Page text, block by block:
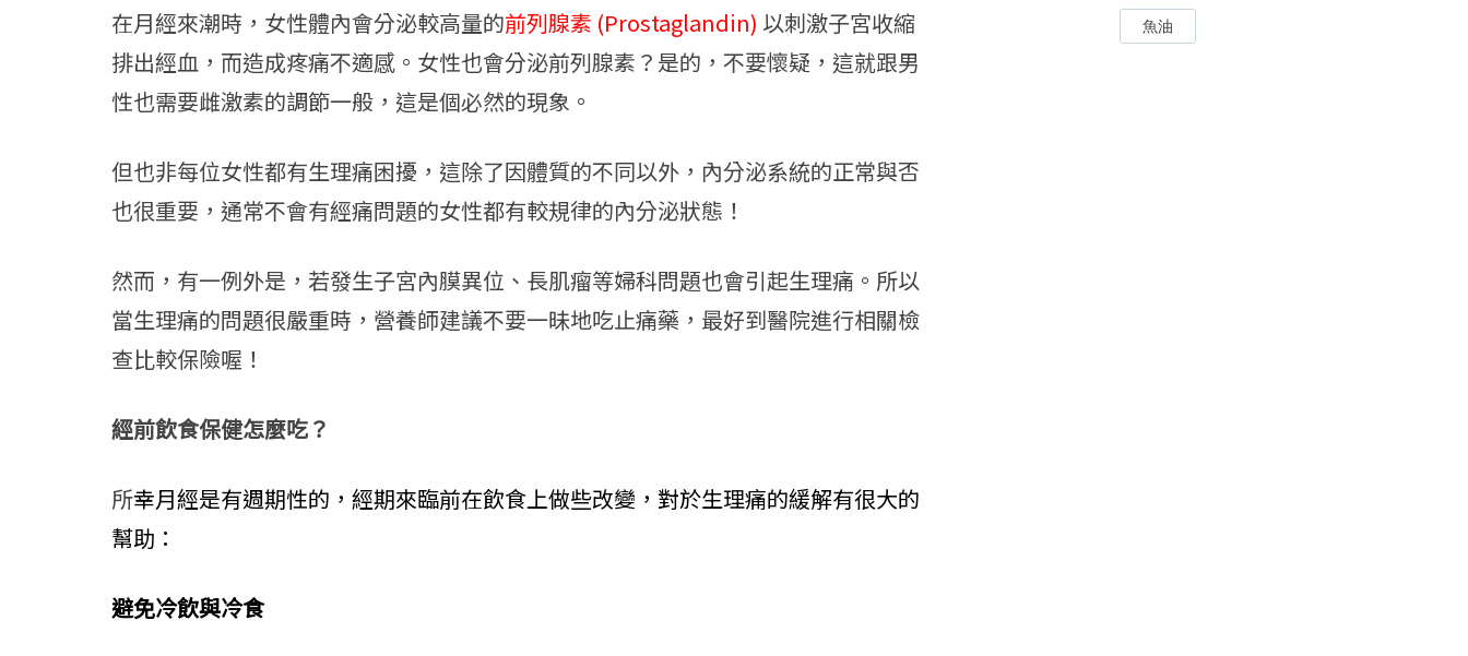
在月經來潮時，女性體內會分泌較高量的前列腺素 (Prostaglandin) 以刺激子宮收縮
排出經血，而造成疼痛不適感。女性也會分泌前列腺素？是的，不要懷疑，這就跟男
性也需要雌激素的調節一般，這是個必然的現象。
但也非每位女性都有生理痛困擾，這除了因體質的不同以外，內分泌系統的正常與否
也很重要，通常不會有經痛問題的女性都有較規律的內分泌狀態！
然而，有一例外是，若發生子宮內膜異位、長肌瘤等婦科問題也會引起生理痛。所以
當生理痛的問題很嚴重時，營養師建議不要一昧地吃止痛藥，最好到醫院進行相關檢
查比較保險喔！
經前飲食保健怎麼吃？
所幸月經是有週期性的，經期來臨前在飲食上做些改變，對於生理痛的緩解有很大的
幫助：
避免冷飲與冷食
魚油